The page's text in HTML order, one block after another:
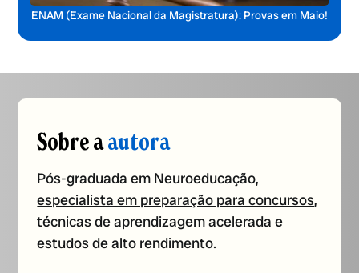
ENAM (Exame Nacional da Magistratura): Provas em Maio!
Sobre aautora
Pós-graduada em Neuroeducação,
especialista em preparação para concursos,
técnicas de aprendizagem acelerada e
estudos de alto rendimento.